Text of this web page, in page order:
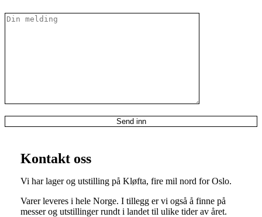
Kontakt oss
Vi har lager og utstilling på Kløfta, fire mil nord for Oslo.
Varer leveres i hele Norge. I tillegg er vi også å finne på
messer og utstillinger rundt i landet til ulike tider av året.